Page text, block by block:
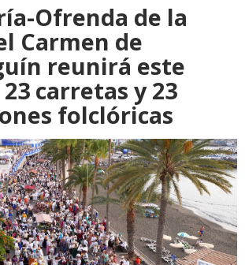
Ofrenda de la
Carmen de
reunirá este
carretas y 23
folclóricas